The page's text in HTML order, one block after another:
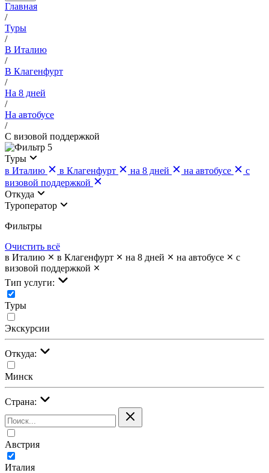
Главная
/
Туры
/
В Италию
/
В Клагенфурт
/
На 8 дней
/
На автобусе
/
С визовой поддержкой
5
Туры
в Италию
в Клагенфурт на 8 дней на автобусе
с
визовой поддержкой
Откуда
Туроператор
Фильтры
Очистить всё
в Италию
в Клагенфурт на 8 дней на автобусе
с
визовой поддержкой
Тип услуги:
Туры
Экскурсии
Откуда:
Минск
Страна:
Австрия
Италия